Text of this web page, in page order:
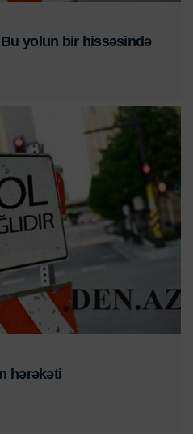
yolun bir hissəsində
hərəkəti